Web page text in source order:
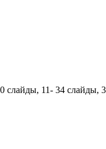
слайды, 11- 34 слайды,